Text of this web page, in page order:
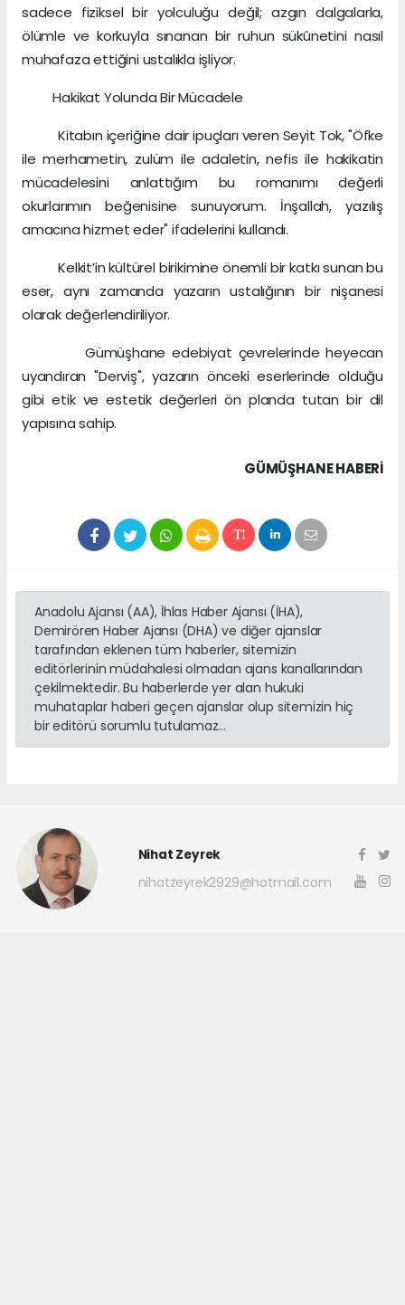
sadece fiziksel bir yolculuğu değil; azgın dalgalarla,
ölümle ve korkuyla sınanan bir ruhun sükûnetini nasıl
muhafaza ettiğini ustalıkla işliyor.
Hakikat Yolunda Bir Mücadele
Kitabın içeriğine dair ipuçları veren Seyit Tok, "Öfke
ile merhametin, zulüm ile adaletin, nefis ile hakikatin
mücadelesini anlattığım bu romanımı değerli
okurlarımın beğenisine sunuyorum. İnşallah, yazılış
amacına hizmet eder" ifadelerini kullandı.
Kelkit’in kültürel birikimine önemli bir katkı sunan bu
eser, aynı zamanda yazarın ustalığının bir nişanesi
olarak değerlendiriliyor.
Gümüşhane edebiyat çevrelerinde heyecan
uyandıran "Derviş", yazarın önceki eserlerinde olduğu
gibi etik ve estetik değerleri ön planda tutan bir dil
yapısına sahip.
GÜMÜŞHANE HABERİ
Anadolu Ajansı (AA), İhlas Haber Ajansı (İHA),
Demirören Haber Ajansı (DHA) ve diğer ajanslar
tarafından eklenen tüm haberler, sitemizin
editörlerinin müdahalesi olmadan ajans kanallarından
çekilmektedir. Bu haberlerde yer alan hukuki
muhataplar haberi geçen ajanslar olup sitemizin hiç
bir editörü sorumlu tutulamaz...
Nihat Zeyrek
nihatzeyrek2929@hotmail.com